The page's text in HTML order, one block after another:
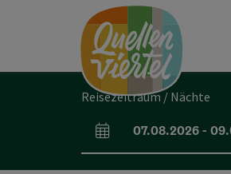
Zum InhaltAccesskey
[0]
Zur NavigationAccesskey
Zum Seitenanfang Accesskey
Reisezeitraum / Nächte
An- und Abreisefelder
07.08.2026-